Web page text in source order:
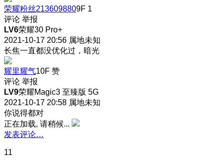
荣耀粉丝2136098809F 1
评论 举报
LV6荣耀30 Pro+
2021-10-17 20:56 属地未知
长焦一直都没优化过，暗光
耀里耀气10F 赞
评论 举报
LV9荣耀Magic3 至臻版 5G
2021-10-17 20:58 属地未知
你说得都对
正在加载, 请稍候...
发表评论…
11